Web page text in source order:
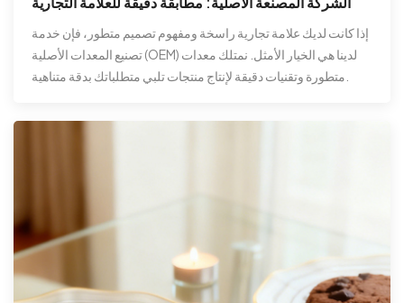
إذا كانت لديك علامة تجارية راسخة ومفهوم تصميم متطور، فإن خدمة
تصنيع المعدات الأصلية (OEM) لدينا هي الخيار الأمثل. نمتلك معدات